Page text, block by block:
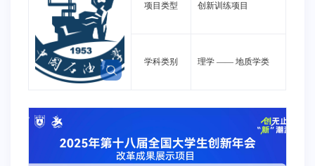
项目类型 创新训练项目
学科类别 理学 ——地质学类